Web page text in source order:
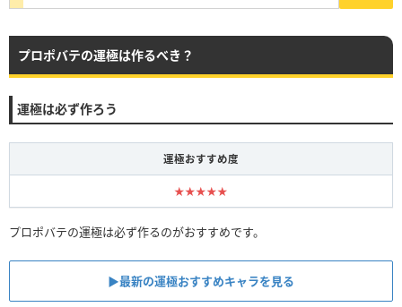
プロポバテの運極は作るべき？
運極は必ず作ろう
運極おすすめ度
★★★★★
プロポバテの運極は必ず作るのがおすすめです。
▶︎最新の運極おすすめキャラを見る